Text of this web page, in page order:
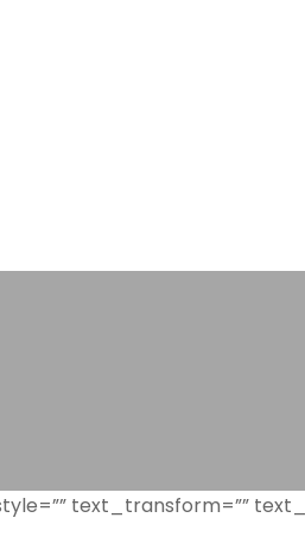
text_transform=””